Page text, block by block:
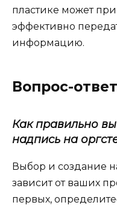
пластике может
эффективно
информацию.
Вопрос-
Как правильно
надпись на
Выбор и создание
зависит от ваших
первых,